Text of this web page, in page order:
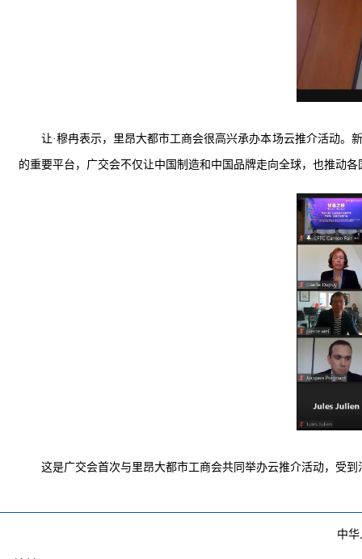
让·穆冉表示，里昂大都市工商会很高兴承办本场云推介活动
的重要平台，广交会不仅让中国制造和中国品牌走向全球，也推动
这是广交会首次与里昂大都市工商会共同举办云推介活动， 受到
中